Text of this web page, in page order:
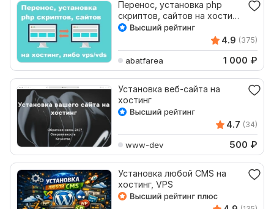
Перенос, установка php
скриптов, сайтов на хостинг,
либо vps, vds
4.9 (375)
abatfarea 1 000 ₽
Установка веб-сайта на
хостинг
4.7 (34)
www-dev 500 ₽
Установка любой CMS на
хостинг, VPS